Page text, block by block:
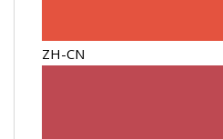
ZH-CN